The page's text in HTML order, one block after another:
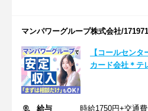
マンパワーグループ株式会社/
【コールセン
カード会社＊テ
給与
時給1750円+交通